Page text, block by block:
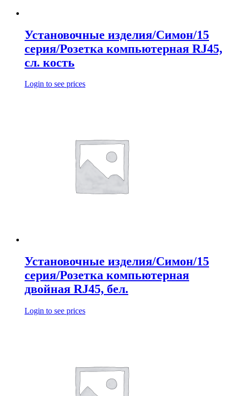
Установочные изделия/Симон/15
серия/Розетка компьютерная RJ45,
сл. кость
Login to see prices
Установочные изделия/Симон/15
серия/Розетка компьютерная
двойная RJ45, бел.
Login to see prices